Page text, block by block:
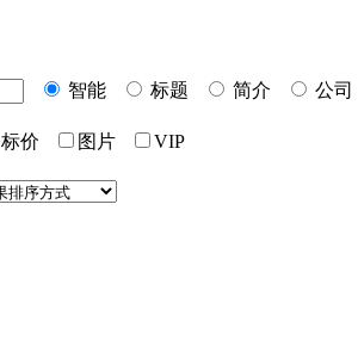
智能
标题 简介 公司
标价 图片
VIP